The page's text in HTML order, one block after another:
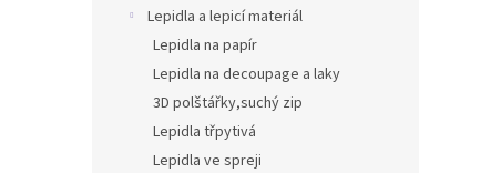
Lepidla a lepicí materiál
Lepidla na papír
Lepidla na decoupage a laky
3D polštářky,suchý zip
Lepidla třpytivá
Lepidla ve spreji